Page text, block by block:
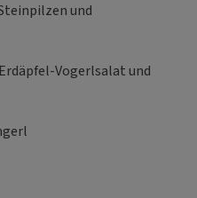
und
Vogerlsalat und